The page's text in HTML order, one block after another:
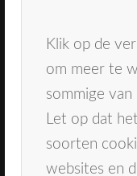
Klik op de
om meer te
sommige
Let op dat
soorten
websites en
Behandelingen
Tandarts Oosterhout
Inschrijven